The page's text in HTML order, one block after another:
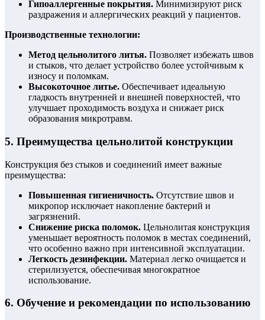
Гипоаллергенные покрытия. Минимизируют риск
раздражения и аллергических реакций у пациентов.
Производственные технологии:
Метод цельнолитого литья. Позволяет избежать швов
и стыков, что делает устройство более устойчивым к
износу и поломкам.
Высокоточное литье. Обеспечивает идеальную
гладкость внутренней и внешней поверхностей, что
улучшает проходимость воздуха и снижает риск
образования микротравм.
5. Преимущества цельнолитой конструкции
Конструкция без стыков и соединений имеет важные
преимущества:
Повышенная гигиеничность. Отсутствие швов и
микропор исключает накопление бактерий и
загрязнений.
Снижение риска поломок. Цельнолитая конструкция
уменьшает вероятность поломок в местах соединений,
что особенно важно при интенсивной эксплуатации.
Легкость дезинфекции. Материал легко очищается и
стерилизуется, обеспечивая многократное
использование.
6. Обучение и рекомендации по использованию